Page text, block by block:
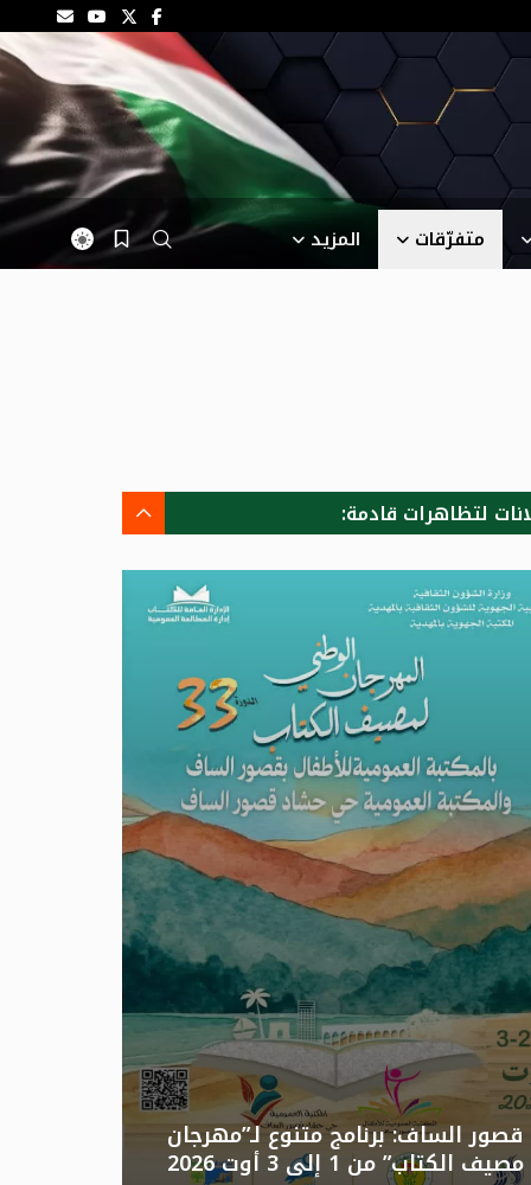
متفرّقات المزيد
لتظاهرات قادمة:
قصور الساف: برنامج متنوع لـ”مهرجان
مصيف الكتاب” من 1 إلى 3 أوت 2026